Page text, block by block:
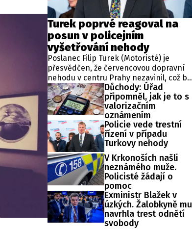
příběh, fotografie, videa?
Turek poprvé reagoval na
posun v policejním
vyšetřování nehody
Poslanec Filip Turek (Motoristé) je
přesvědčen, že červencovou dopravní
nehodu v centru Prahy nezavinil, což by
podle jeho slov mělo prokázat i
probíhající vyšetřování. Policie v
případu zahájila trestní řízení a zároveň
nařídila znalecké zkoumání. Nikdo
zatím nebyl obviněn.
Důchody: Úřad
připomněl, jak je to s
valorizačním
oznámením
Policie vede trestní
řízení v případu
Turkovy nehody
V Krkonoších našli
neznámého muže.
Policisté žádají o
pomoc
Exministr Blažek v
úzkých. Žalobkyně mu
navrhla trest odnětí
svobody